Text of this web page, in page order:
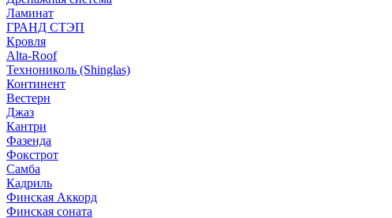
Ламинат
ГРАНД СТЭП
Кровля
Alta-Roof
Технониколь (Shinglas)
Континент
Вестерн
Джаз
Кантри
Фазенда
Фокстрот
Самба
Кадриль
Финская Аккорд
Финская соната